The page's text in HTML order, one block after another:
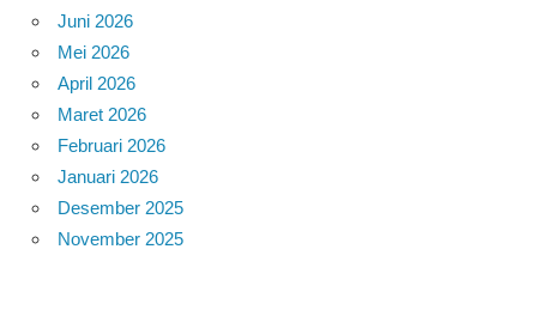
Juni 2026
Mei 2026
April 2026
Maret 2026
Februari 2026
Januari 2026
Desember 2025
November 2025